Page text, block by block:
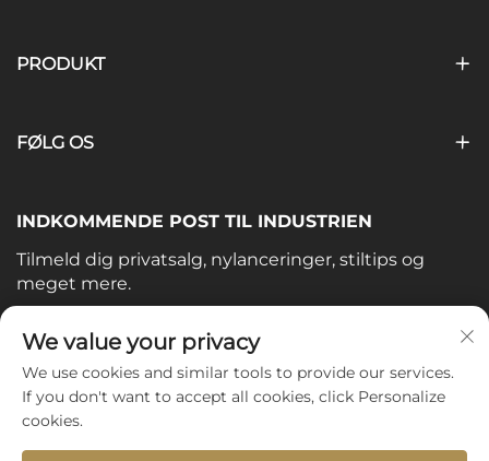
PRODUKT
FØLG OS
INDKOMMENDE POST TIL INDUSTRIEN
Tilmeld dig privatsalg, nylanceringer, stiltips og
meget mere.
Din e-mail
Subscribe
We value your privacy
We use cookies and similar tools to provide our services.
If you don't want to accept all cookies, click Personalize
cookies.